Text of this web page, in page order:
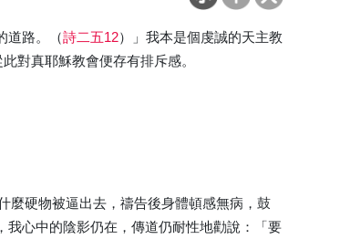
道路。（詩二五12）」我本是個虔誠的天主教
對真耶穌教會便存有排斥感。
麼硬物被逼出去，禱告後身體頓感無病，鼓
心中的陰影仍在，傳道仍耐性地勸說：「要